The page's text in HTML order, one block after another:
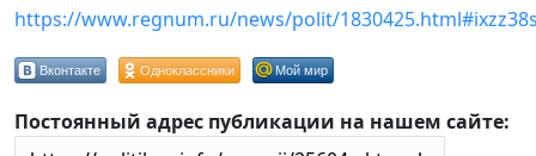
https://www.regnum.ru/news/polit/
Вконтакте Одноклассники Мой мир
Постоянный адрес публикации на нашем сайте: